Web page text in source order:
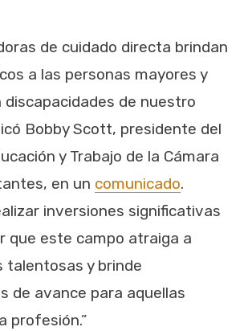
de cuidado directa brindan
a las personas mayores y
discapacidades de nuestro
Bobby Scott, presidente del
y Trabajo de la Cámara
en un comunicado.
inversiones significativas
que este campo atraiga a
talentosas y brinde
de avance para aquellas
profesión.”